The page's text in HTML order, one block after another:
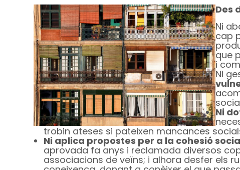
Des
Ni
cap
que
i
Ni
Ni
trobin ateses si pateixen mancances
Ni aplica propostes per a la cohesió
aprovada fa anys i reclamada diversos
associacions de veïns; i alhora desfer els